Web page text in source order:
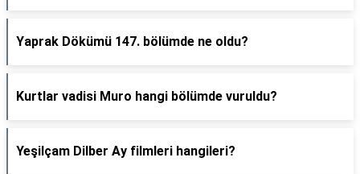
Yaprak Dökümü 147. bölümde ne oldu?
Kurtlar vadisi Muro hangi bölümde vuruldu?
Yeşilçam Dilber Ay filmleri hangileri?